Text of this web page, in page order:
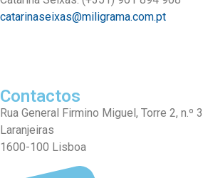
catarinaseixas@miligrama.com.pt
Contactos
Rua General Firmino Miguel, Torre 2, n.º
Laranjeiras
1600-100 Lisboa